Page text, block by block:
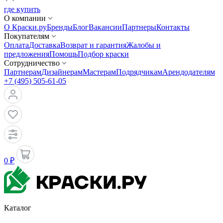
где купить
О компании
О Краски.руБрендыБлогВакансииПартнерыКонтакты
Покупателям
ОплатаДоставкаВозврат и гарантияЖалобы и
предложенияПомощьПодбор краски
Сотрудничество
ПартнерамДизайнерамМастерамПодрядчикамАрендодателям
+7 (495) 505-61-05
0 ₽
Каталог